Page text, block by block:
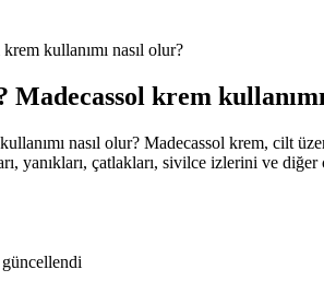
kullanımı nasıl olur?
krem
nasıl olur? Madecassol krem, cilt
yanıkları, çatlakları, sivilce izlerini ve
güncellendi